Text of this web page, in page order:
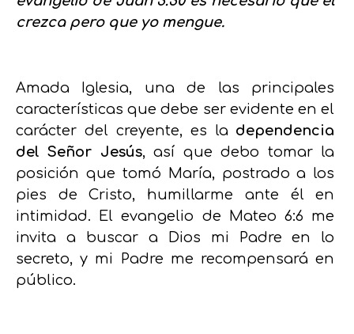
crezca pero que yo mengue.
Amada Iglesia, una de las principales
características que debe ser evidente en el
carácter del creyente, es la dependencia
del Señor Jesús,así que debo tomar la
posición que tomó María, postrado a los
pies de Cristo, humillarme ante él en
intimidad. El evangelio de Mateo 6:6 me
invita a buscar a Dios mi Padre en lo
secreto, y mi Padre me recompensará en
público.